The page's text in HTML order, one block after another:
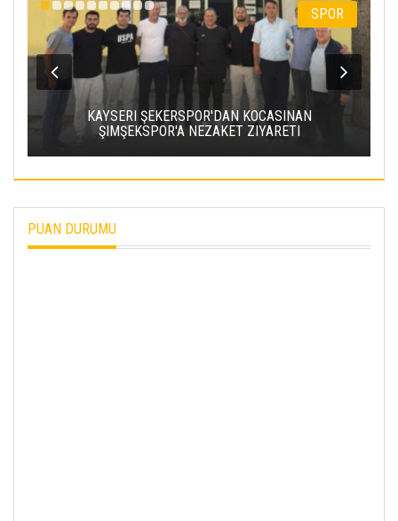
SPOR
KAYSERI ŞEKERSPOR'DAN KOCASINAN
ŞIMŞEKSPOR'A NEZAKET ZIYARETI
PUAN DURUMU